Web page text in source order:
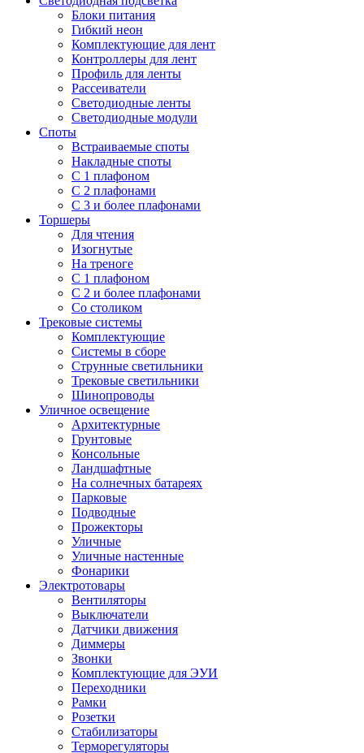
Блоки питания
Гибкий неон
Комплектующие для лент
Контроллеры для лент
Профиль для ленты
Рассеиватели
Светодиодные ленты
Светодиодные модули
Споты
Встраиваемые споты
Накладные споты
С 1 плафоном
С 2 плафонами
С 3 и более плафонами
Торшеры
Для чтения
Изогнутые
На треноге
С 1 плафоном
С 2 и более плафонами
Со столиком
Трековые системы
Комплектующие
Системы в сборе
Струнные светильники
Трековые светильники
Шинопроводы
Уличное освещение
Архитектурные
Грунтовые
Консольные
Ландшафтные
На солнечных батареях
Парковые
Подводные
Прожекторы
Уличные
Уличные настенные
Фонарики
Электротовары
Вентиляторы
Выключатели
Датчики движения
Диммеры
Звонки
Комплектующие для ЭУИ
Переходники
Рамки
Розетки
Стабилизаторы
Терморегуляторы